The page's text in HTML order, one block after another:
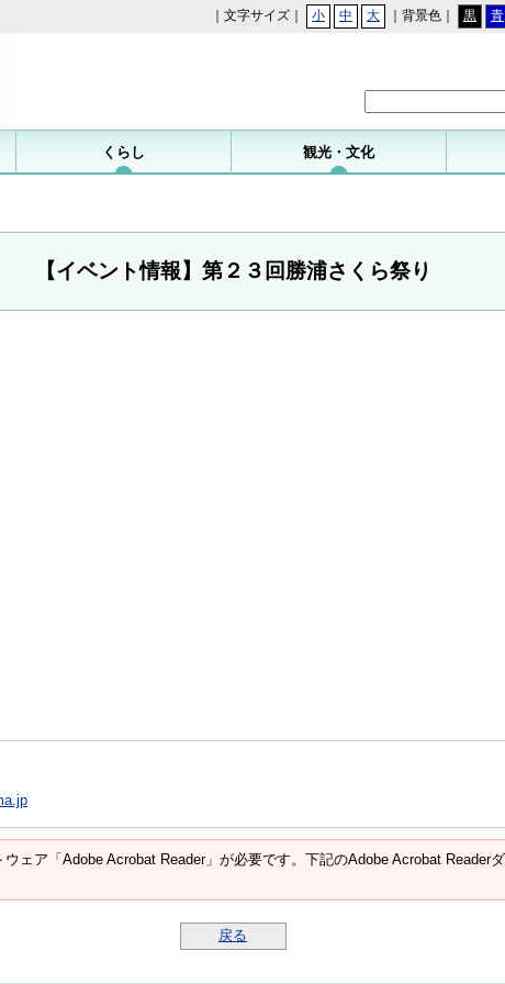
｜文字サイズ｜ 小 中 大 ｜背景色｜ 黒 青
くらし 観光・文化
【イベント情報】第２３回勝浦さくら祭り
ェア「Adobe Acrobat Reader」が必要です。下記のAdobe Acrobat Reader
戻る